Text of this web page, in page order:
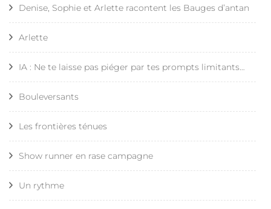
Denise, Sophie et Arlette racontent les Bauges d’antan
Arlette
IA : Ne te laisse pas piéger par tes prompts limitants…
Bouleversants
Les frontières ténues
Show runner en rase campagne
Un rythme